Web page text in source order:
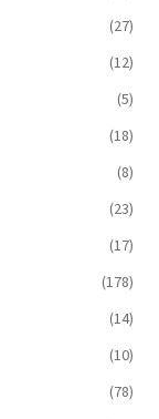
(27)
(12)
(5)
(18)
(8)
(23)
(17)
(178)
(14)
(10)
(78)